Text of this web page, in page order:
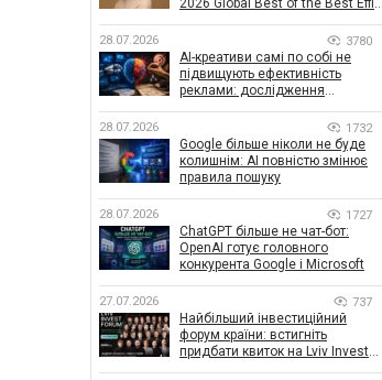
2026 Global Best of the Best Effie
28.07.2026 3780
AI-креативи самі по собі не
підвищують ефективність
реклами: дослідження
впливає на ефективність
кампаній
28.07.2026 1732
Google більше ніколи не буде
колишнім: AI повністю змінює
правила пошуку
28.07.2026 1727
ChatGPT більше не чат-бот:
OpenAI готує головного
конкурента Google і Microsoft
27.07.2026 737
Найбільший інвестиційний
форум країни: встигніть
придбати квиток на Lviv Invest